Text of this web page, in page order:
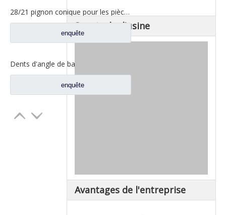
28/21 pignon conique pour les pièces de rechange A3463502939 du nord de camion de Benz Beiben
enquête
enquête
Spectacle d'usine
Avantages de l'entreprise